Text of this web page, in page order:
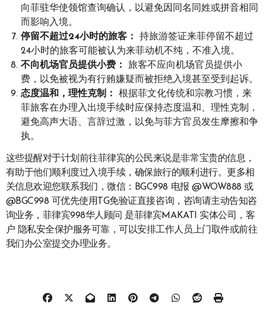
向菲驻华使领馆查询确认，以避免因同名同姓或拼音相同
而影响入境。
停留不超过24小时的旅客：
持旅游签证来菲停留不超过
24小时的旅客可能被认为来菲动机不纯，不准入境。
不向机场官员提供小费：
旅客不应向机场官员提供小
费，以免被视为有行贿嫌疑而被拒绝入境甚至受到起诉。
态度温和，理性克制：
根据菲文化传统和宗教习惯，来
菲旅客在办理入出境手续时应保持态度温和、理性克制，
避免高声大语、言辞过激，以免与菲方官员发生摩擦和争
执。
这些提醒对于计划前往菲律宾的公民来说是非常宝贵的信息，
有助于他们顺利度过入境手续，确保旅行的顺利进行。更多相
关信息欢迎您联系我们，微信：BGC998 电报 @WOW888 或
@BGC998 可优先使用TG免验证直接咨询，咨询请主动告知咨
询业务，菲律宾998华人顾问 是菲律宾MAKATI 实体公司，客
户 隐私安全保护服务可靠，可以安排工作人员上门取件或前往
我们办公室提交办理业务。